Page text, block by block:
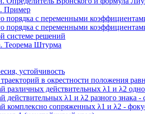
Пример
порядка с переменными
порядка с переменными
системе решений
Теорема Штурма
устойчивость
в окрестности положения
действительных λ1 и λ2
λ1 и λ2 разного знака -
комплексно сопряженных λ1 и λ2 -